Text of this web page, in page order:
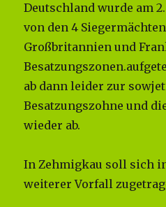
Deutschland wurde am
von den 4
Großbritannien und
ab dann leider zur
Besatzungszohne und
wieder ab.
In Zehmigkau soll sich
weiterer Vorfall